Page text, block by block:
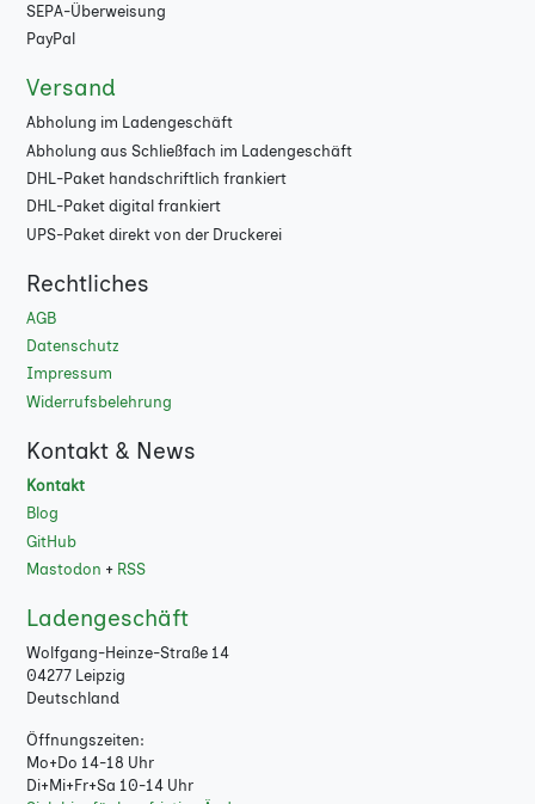
SEPA-Überweisung
PayPal
Versand
Abholung im Ladengeschäft
Abholung aus Schließfach im Ladengeschäft
DHL-Paket handschriftlich frankiert
DHL-Paket digital frankiert
UPS-Paket direkt von der Druckerei
Rechtliches
AGB
Datenschutz
Impressum
Widerrufsbelehrung
Kontakt & News
Kontakt
Blog
GitHub
Mastodon + RSS
Ladengeschäft
Wolfgang-Heinze-Straße 14
04277 Leipzig
Deutschland
Öffnungszeiten:
Mo+Do 14-18 Uhr
Di+Mi+Fr+Sa 10-14 Uhr